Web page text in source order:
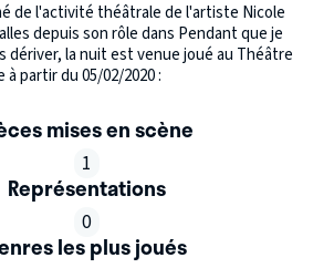
de l'activité théâtrale de l'artiste Nicole
depuis son rôle dans Pendant que je
dériver, la nuit est venue joué au Théâtre
partir du 05/02/2020 :
mises en scène
1
Représentations
0
les plus joués